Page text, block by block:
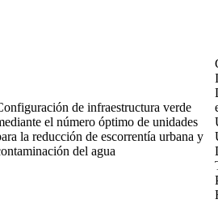
de infraestructura verde
el número óptimo de unidades
la reducción de escorrentía urbana y
del agua